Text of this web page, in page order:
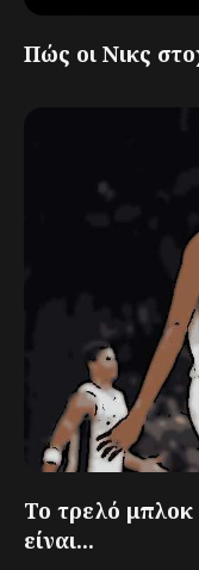
Πώς οι Νικς
Το τρελό
είναι...